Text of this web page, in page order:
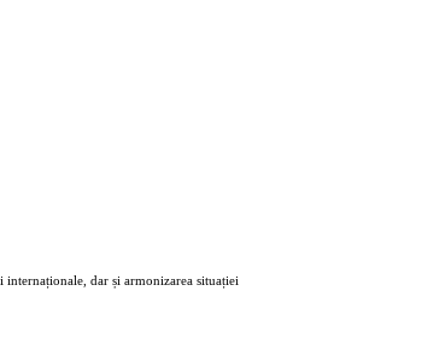
dar și armonizarea situației